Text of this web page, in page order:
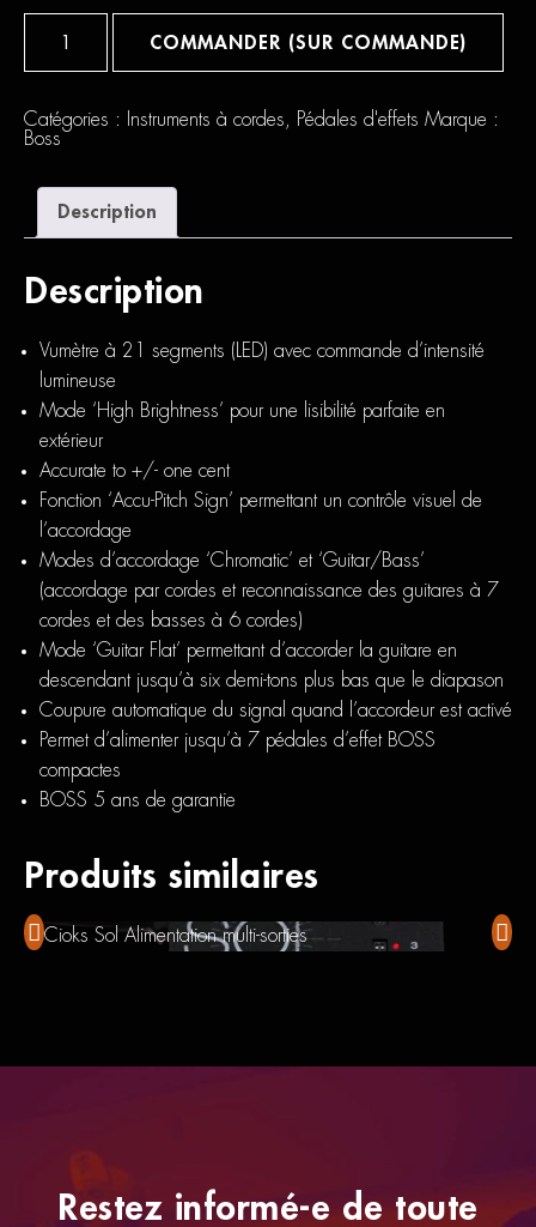
COMMANDER (SUR COMMANDE)
Catégories : Instruments à cordes Pédales d'effets Marque :
Boss
Description
Description
Vumètre à 21 segments (LED) avec commande d’intensité
lumineuse
Mode ‘High Brightness’ pour une lisibilité parfaite en
extérieur
Accurate to +/- one cent
Fonction ‘Accu-Pitch Sign’ permettant un contrôle visuel de
l’accordage
Modes d’accordage ‘Chromatic’ et ‘Guitar/Bass’
(accordage par cordes et reconnaissance des guitares à 7
cordes et des basses à 6 cordes)
Mode ‘Guitar Flat’ permettant d’accorder la guitare en
descendant jusqu’à six demi-tons plus bas que le diapason
Coupure automatique du signal quand l’accordeur est activé
Permet d’alimenter jusqu’à 7 pédales d’effet BOSS
compactes
BOSS 5 ans de garantie
Produits similaires
Cioks Sol Alimentation multi-sorties Boss
Restez informé-e de toute